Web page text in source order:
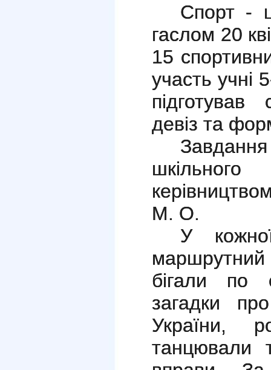
Спорт -
гаслом 20
15
участь учні
девіз та
М. О.
У
бігали по
загадки
України,
танцювали